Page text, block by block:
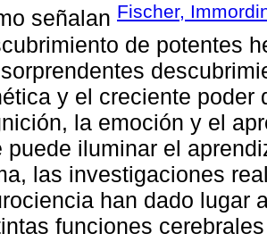
señalan Fischer,
de potentes
y el creciente poder
la emoción y el
puede iluminar el
las investigaciones
han dado lugar
funciones